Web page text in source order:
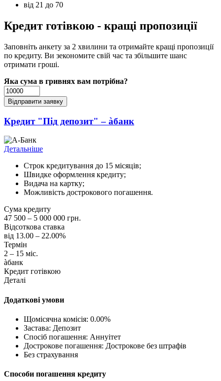
від 21 до 70
Кредит готівкою - кращі пропозиції
Заповніть анкету за 2 хвилини та отримайте кращі пропозиції
по кредиту. Ви зекономите свій час та збільшите шанс
отримати гроші.
Яка сума в гривнях вам потрібна?
Кредит "Під депозит" – àбанк
Детальніше
Строк кредитування до 15 місяців;
Швидке оформлення кредиту;
Видача на картку;
Можливість дострокового погашення.
Сума кредиту
47 500 – 5 000 000 грн.
Відсоткова ставка
від 13.00 – 22.00%
Термін
2 – 15 міс.
àбанк
Кредит готівкою
Деталі
Додаткові умови
Щомісячна комісія: 0.00%
Застава: Депозит
Спосіб погашення: Aннуітет
Дострокове погашення: Дострокове без штрафів
Без страхування
Способи погашення кредиту